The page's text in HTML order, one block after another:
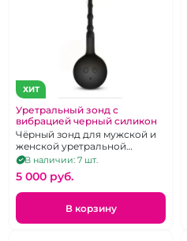
ХИТ
Уретральный зонд с
вибрацией черный силикон
Чёрный зонд для мужской и
женской уретральной
мастурбации. 7 режимов
вибрации.
В наличии: 7 шт.
5 000 pуб.
В корзину